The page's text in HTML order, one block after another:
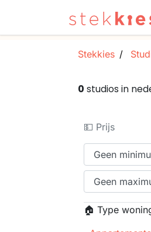
Stekkies
0 studios in
💵 Prijs
🏠 Type